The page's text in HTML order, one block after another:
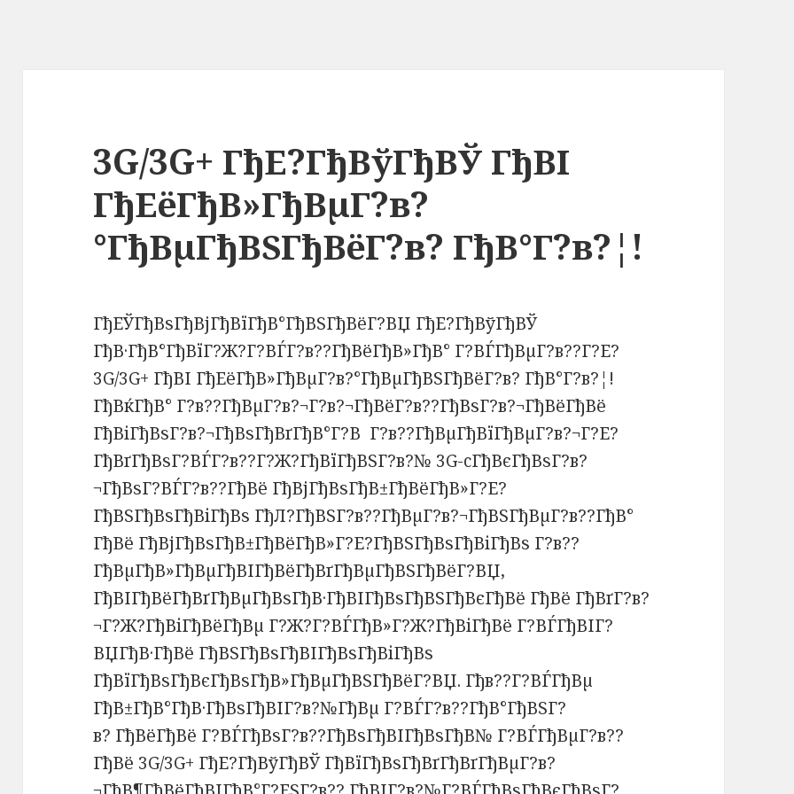
3G/3G+ ГђЕ?ГђВўГђВЎ ГђВІ
ГђЕёГђВ»ГђВµГ?в?
°ГђВµГђВЅГђВёГ?в? ГђВ°Г?в?¦!
ГђЕЎГђВѕГђВјГђВїГђВ°ГђВЅГђВёГ?ВЏ ГђЕ?ГђВўГђВЎ
ГђВ·ГђВ°ГђВїГ?Ж?Г?ВЃГ?в??ГђВёГђВ»ГђВ° Г?ВЃГђВµГ?в??Г?Е?
3G/3G+ ГђВІ ГђЕёГђВ»ГђВµГ?в?°ГђВµГђВЅГђВёГ?в? ГђВ°Г?в?¦!
ГђВќГђВ° Г?в??ГђВµГ?в?¬Г?в?¬ГђВёГ?в??ГђВѕГ?в?¬ГђВёГђВё
ГђВіГђВѕГ?в?¬ГђВѕГђВґГђВ°Г?В Г?в??ГђВµГђВїГђВµГ?в?¬Г?Е?
ГђВґГђВѕГ?ВЃГ?в??Г?Ж?ГђВїГђВЅГ?в?№ 3G-cГђВєГђВѕГ?в?
¬ГђВѕГ?ВЃГ?в??ГђВё ГђВјГђВѕГђВ±ГђВёГђВ»Г?Е?
ГђВЅГђВѕГђВіГђВѕ ГђЛ?ГђВЅГ?в??ГђВµГ?в?¬ГђВЅГђВµГ?в??ГђВ°
ГђВё ГђВјГђВѕГђВ±ГђВёГђВ»Г?Е?ГђВЅГђВѕГђВіГђВѕ Г?в??
ГђВµГђВ»ГђВµГђВІГђВёГђВґГђВµГђВЅГђВёГ?ВЏ,
ГђВІГђВёГђВґГђВµГђВѕГђВ·ГђВІГђВѕГђВЅГђВєГђВё ГђВё ГђВґГ?в?
¬Г?Ж?ГђВіГђВёГђВµ Г?Ж?Г?ВЃГђВ»Г?Ж?ГђВіГђВё Г?ВЃГђВІГ?
ВЏГђВ·ГђВё ГђВЅГђВѕГђВІГђВѕГђВіГђВѕ
ГђВїГђВѕГђВєГђВѕГђВ»ГђВµГђВЅГђВёГ?ВЏ. Гђв??Г?ВЃГђВµ
ГђВ±ГђВ°ГђВ·ГђВѕГђВІГ?в?№ГђВµ Г?ВЃГ?в??ГђВ°ГђВЅГ?
в? ГђВёГђВё Г?ВЃГђВѕГ?в??ГђВѕГђВІГђВѕГђВ№ Г?ВЃГђВµГ?в??
ГђВё 3G/3G+ ГђЕ?ГђВўГђВЎ ГђВїГђВѕГђВґГђВґГђВµГ?в?